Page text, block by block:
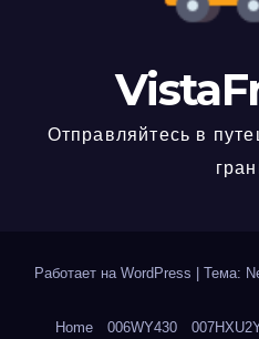
Отправляйтесь в
Работает на WordPress Тема:
Home 006WY430